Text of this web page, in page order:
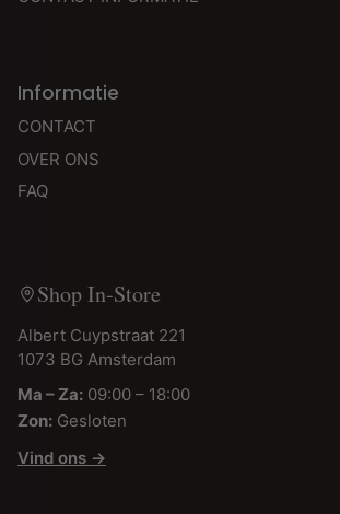
Informatie
CONTACT
OVER ONS
FAQ
Shop In-Store
Albert Cuypstraat 221
1073 BG Amsterdam
Ma – Za: 09:00 – 18:00
Zon: Gesloten
Vind ons →